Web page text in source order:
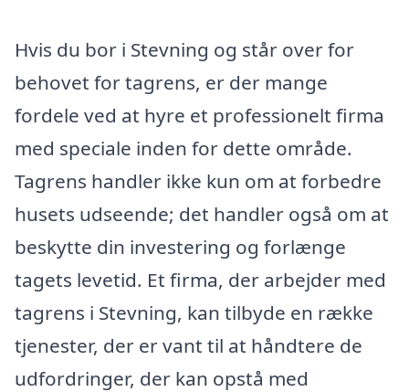
Hvis du bor i Stevning og står over for
behovet for tagrens, er der mange
fordele ved at hyre et professionelt firma
med speciale inden for dette område.
Tagrens handler ikke kun om at forbedre
husets udseende; det handler også om at
beskytte din investering og forlænge
tagets levetid. Et firma, der arbejder med
tagrens i Stevning, kan tilbyde en række
tjenester, der er vant til at håndtere de
udfordringer, der kan opstå med